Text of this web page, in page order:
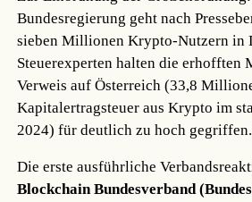
Bundesregierung geht nach
sieben Millionen Krypto-Nutzern in
Steuerexperten halten die erhofften
Verweis auf Österreich (33,8
Kapitalertragsteuer aus Krypto im
2024) für deutlich zu hoch
Die erste ausführliche
Blockchain Bundesverband